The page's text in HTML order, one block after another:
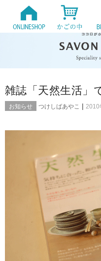
雑誌「天然生活」
お知らせ つけしばあやこ | 2010